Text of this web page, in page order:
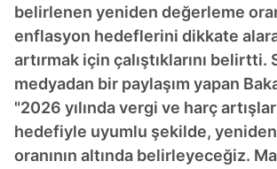
belirlenen yeniden değerleme
enflasyon hedeflerini dikkate
artırmak için çalıştıklarını belirtti.
medyadan bir paylaşım yapan
"2026 yılında vergi ve harç
hedefiyle uyumlu şekilde,
oranının altında belirleyeceğiz.